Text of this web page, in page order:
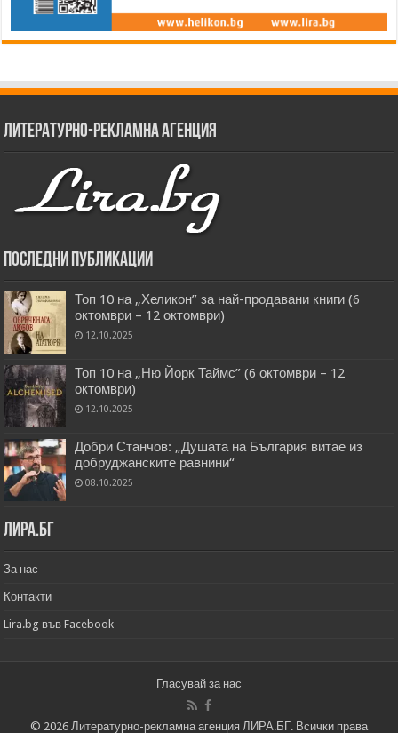
Литературно-рекламна агенция
Последни публикации
Топ 10 на „Хеликон” за най-продавани книги (6
октомври – 12 октомври)
12.10.2025
Топ 10 на „Ню Йорк Таймс” (6 октомври – 12
октомври)
12.10.2025
Добри Станчов: „Душата на България витае из
добруджанските равнини“
08.10.2025
Лира.бг
За нас
Контакти
Lira.bg във Facebook
Гласувай за нас
© 2026 Литературно-рекламна агенция ЛИРА.БГ. Всички права